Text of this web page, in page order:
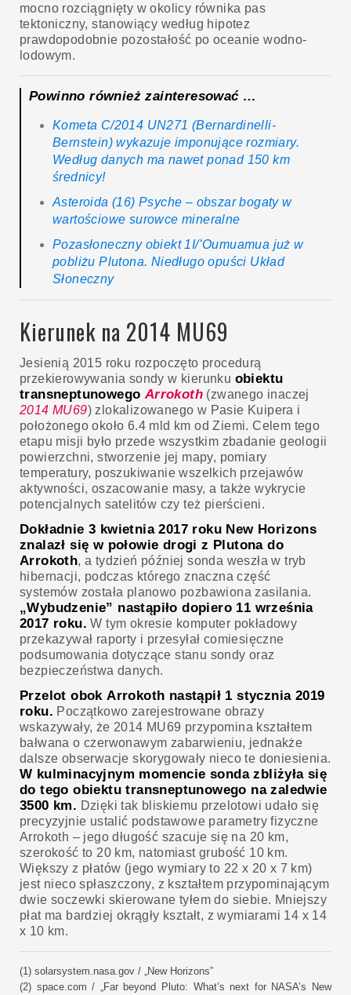
mocno rozciągnięty w okolicy równika pas
tektoniczny, stanowiący według hipotez
prawdopodobnie pozostałość po oceanie wodno-
lodowym.
Powinno również zainteresować …
Kometa C/2014 UN271 (Bernardinelli-
Bernstein) wykazuje imponujące rozmiary.
Według danych ma nawet ponad 150 km
średnicy!
Asteroida (16) Psyche – obszar bogaty w
wartościowe surowce mineralne
Pozasłoneczny obiekt 1I/ʻOumuamua już w
pobliżu Plutona. Niedługo opuści Układ
Słoneczny
Kierunek na 2014 MU69
Jesienią 2015 roku rozpoczęto procedurą
przekierowywania sondy w kierunku obiektu
transneptunowegoArrokoth(zwanego inaczej
2014 MU69) zlokalizowanego w Pasie Kuipera i
położonego około 6.4 mld km od Ziemi. Celem tego
etapu misji było przede wszystkim zbadanie geologii
powierzchni, stworzenie jej mapy, pomiary
temperatury, poszukiwanie wszelkich przejawów
aktywności, oszacowanie masy, a także wykrycie
potencjalnych satelitów czy też pierścieni.
Dokładnie 3 kwietnia 2017 roku New Horizons
znalazł się w połowie drogi z Plutona do
Arrokoth, a tydzień później sonda weszła w tryb
hibernacji, podczas którego znaczna część
systemów została planowo pozbawiona zasilania.
„Wybudzenie” nastąpiło dopiero 11 września
2017 roku. W tym okresie komputer pokładowy
przekazywał raporty i przesyłał comiesięczne
podsumowania dotyczące stanu sondy oraz
bezpieczeństwa danych.
Przelot obok Arrokoth nastąpił 1 stycznia 2019
roku. Początkowo zarejestrowane obrazy
wskazywały, że 2014 MU69 przypomina kształtem
bałwana o czerwonawym zabarwieniu, jednakże
dalsze obserwacje skorygowały nieco te doniesienia.
W kulminacyjnym momencie sonda zbliżyła się
do tego obiektu transneptunowego na zaledwie
3500 km. Dzięki tak bliskiemu przelotowi udało się
precyzyjnie ustalić podstawowe parametry fizyczne
Arrokoth – jego długość szacuje się na 20 km,
szerokość to 20 km, natomiast grubość 10 km.
Większy z płatów (jego wymiary to 22 x 20 x 7 km)
jest nieco spłaszczony, z kształtem przypominającym
dwie soczewki skierowane tyłem do siebie. Mniejszy
płat ma bardziej okrągły kształt, z wymiarami 14 x 14
x 10 km.
(1) solarsystem.nasa.gov / „New Horizons”
(2) space.com / „Far beyond Pluto: What’s next for NASA’s New